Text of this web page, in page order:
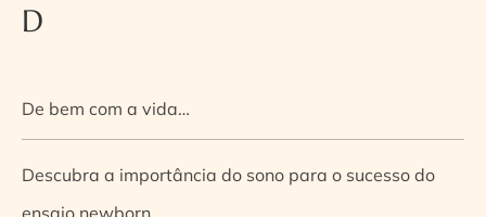
D
De bem com a vida…
Descubra a importância do sono para o sucesso do
ensaio newborn